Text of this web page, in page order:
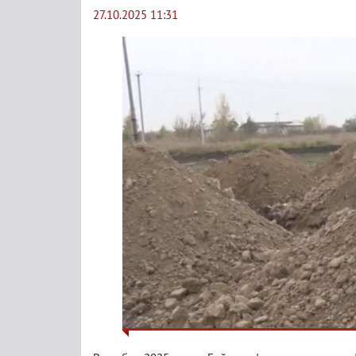
27.10.2025 11:31